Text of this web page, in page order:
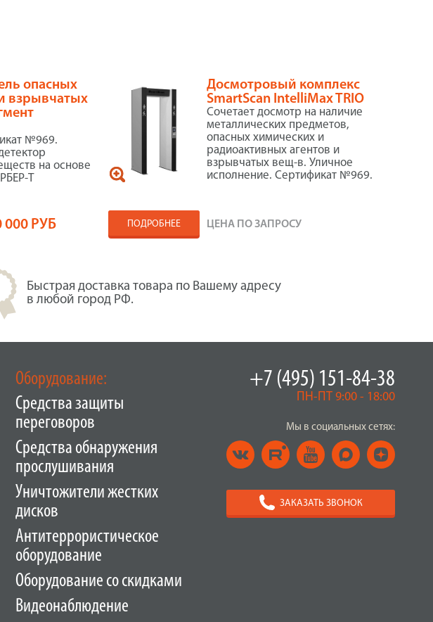
опасных
взрывчатых
№969.
на основе
Т
000 РУБ
Досмотровый комплекс
SmartScan IntelliMax TRIO
Сочетает досмотр на наличие
металлических предметов,
опасных химических и
радиоактивных агентов и
взрывчатых вещ-в. Уличное
исполнение. Сертификат №969.
ПОДРОБНЕЕ ЦЕНА ПО ЗАПРОСУ
Быстрая доставка товара по Вашему адресу
в любой город РФ.
+7 (495) 151-84-38
ПН-ПТ 9:00 - 18:00
Мы в социальных сетях:
ЗАКАЗАТЬ ЗВОНОК
Оборудование:
Средства защиты
переговоров
Средства обнаружения
прослушивания
Уничтожители жестких
дисков
Антитеррористическое
оборудование
Оборудование со скидками
Видеонаблюдение